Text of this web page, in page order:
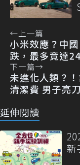
←上一篇
小米效應？中
跌，最多竟達
下一篇→
未進化人類？
清潔費 男子亮
延伸閱讀
新